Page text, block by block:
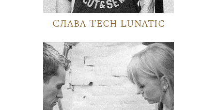
Слава Tech Lunatic